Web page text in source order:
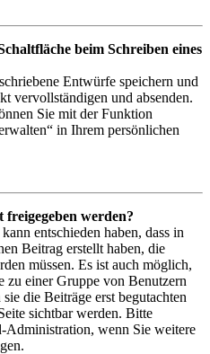
beim Schreiben eines
Entwürfe speichern und
vervollständigen und absenden.
Sie mit der Funktion
in Ihrem persönlichen
werden?
entschieden haben, dass in
Beitrag erstellt haben, die
müssen. Es ist auch möglich,
zu einer Gruppe von Benutzern
die Beiträge erst begutachten
sichtbar werden. Bitte
Administration, wenn Sie weitere